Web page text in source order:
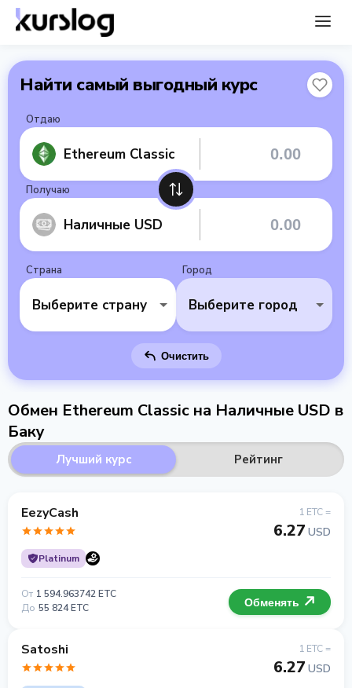
Найти самый выгодный курс
Отдаю
Ethereum Classic
Получаю
Наличные USD
Страна
Выберите страну
Город
Выберите город
Очистить
Обмен Ethereum Classic на Наличные USD в
Баку
Лучший курс Рейтинг
EezyCash
Platinum
1 ETC =
6.27 USD
От 1 594.963742 ETC
До 55 824 ETC Обменять
Satoshi 1 ETC =
6.27 USD